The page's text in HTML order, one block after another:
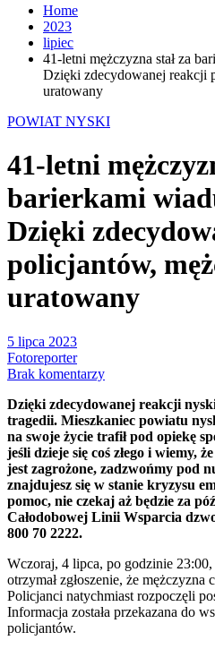
Home
2023
lipiec
41-letni mężczyzna stał za
Dzięki zdecydowanej reakcji
uratowany
POWIAT NYSKI
41-letni
barierkami
Dzięki
policjantów,
uratowany
5 lipca 2023
Fotoreporter
Brak komentarzy
Dzięki zdecydowanej reakcji
tragedii. Mieszkaniec powiatu
na swoje życie trafił pod opiekę
jeśli dzieje się coś złego i wiemy,
jest zagrożone, zadzwońmy pod
znajdujesz się w stanie kryzysu
pomoc, nie czekaj aż będzie za
Całodobowej Linii Wsparcia
800 70 2222.
Wczoraj, 4 lipca, po godzinie
otrzymał zgłoszenie, że mężczyzna
Policjanci natychmiast rozpoczęli
Informacja została przekazana do
policjantów.